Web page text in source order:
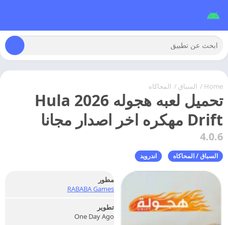
Home
/ السباق / المحاكاه
تحميل لعبه هجوله 2026 Hula
Drift مهكره اخر اصدار مجانا
4.0.6
السباق / المحاكاه اندرويد
مطور
RABABA Games
تطوير
One Day Ago